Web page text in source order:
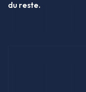
du reste.